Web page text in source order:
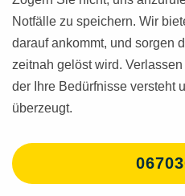
Notfälle zu speichern. Wir
darauf ankommt, und sorgen
zeitnah gelöst wird.
der Ihre Bedürfnisse versteht
überzeugt.